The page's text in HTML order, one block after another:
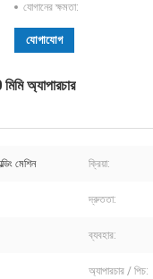
যোগানের ক্ষমতা:
যোগাযোগ
অ্যাপারচার
মেশিন ক্রিয়া:
দ্রুততা:
ব্যবহার:
অ্যাপারচার / পিচ: